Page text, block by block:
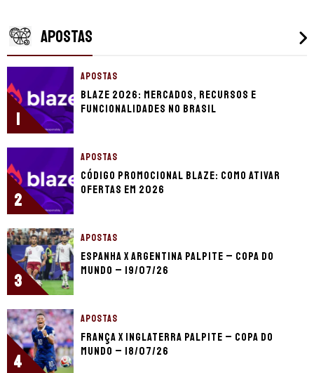
APOSTAS
1
APOSTAS
Blaze 2026: mercados, recursos e
funcionalidades no Brasil
2
APOSTAS
Código promocional Blaze: como ativar
ofertas em 2026
3
APOSTAS
Espanha x Argentina palpite – Copa do
Mundo – 19/07/26
4
APOSTAS
França x Inglaterra palpite – Copa do
Mundo – 18/07/26